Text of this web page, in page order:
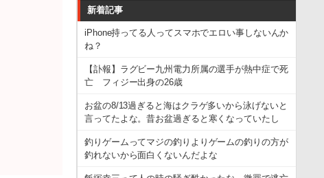
新着記事
iPhone持ってる人ってスマホでエロい事しないんか
ね？
【訃報】ラグビー九州電力所属の選手が熱中症で死
亡 フィジー出身の26歳
お盆の8/13過ぎると海はクラゲ多いから泳げないと
言ってたよな。昔お盆過ぎると寒くなっていたし
釣りゲームってマジの釣りよりゲームの釣りの方が
釣れないから面白くないんだよな